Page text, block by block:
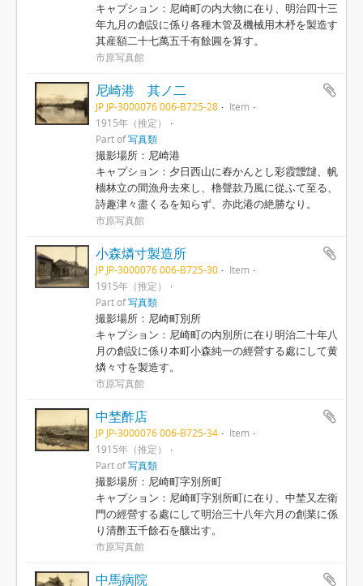
キャプション：尼崎町の内大物に在り、明治四十三
年九月の創設に係り各種木管及機械用木杼を製造す
其産額二十七萬五千有餘圓を算す。
市原写真館
尼崎港 其ノ二
JP JP-3000076 006-B725-28
Item
1915年（推定）
Part of写真類
撮影場所：尼崎港
キャプション：夕日西山に舂かんとし彩霞靉靆、帆
檣林立の間漁舟去來し、櫓聲款乃風に從ふて至る、
詩趣津々盡くるを知らず、亦此港の絶勝なり。
市原写真館
小森燐寸製造所
JP JP-3000076 006-B725-30
Item
1915年（推定）
Part of写真類
撮影場所：尼崎町別所
キャプション：尼崎町の内別所に在り明治二十年八
月の創設に係り本町小森純一の經營する處にして黄
燐々寸を製造す。
市原写真館
中埜酢店
JP JP-3000076 006-B725-34
Item
1915年（推定）
Part of写真類
撮影場所：尼崎町字別所町
キャプション：尼崎町字別所町に在り、中埜又左衛
門の經營する處にして明治三十八年六月の創業に係
り清酢五千餘石を釀出す。
市原写真館
中馬病院